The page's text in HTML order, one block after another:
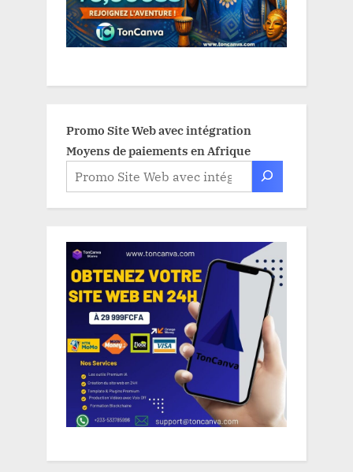
Promo Site Web avec intégration
Moyens de paiements en Afrique